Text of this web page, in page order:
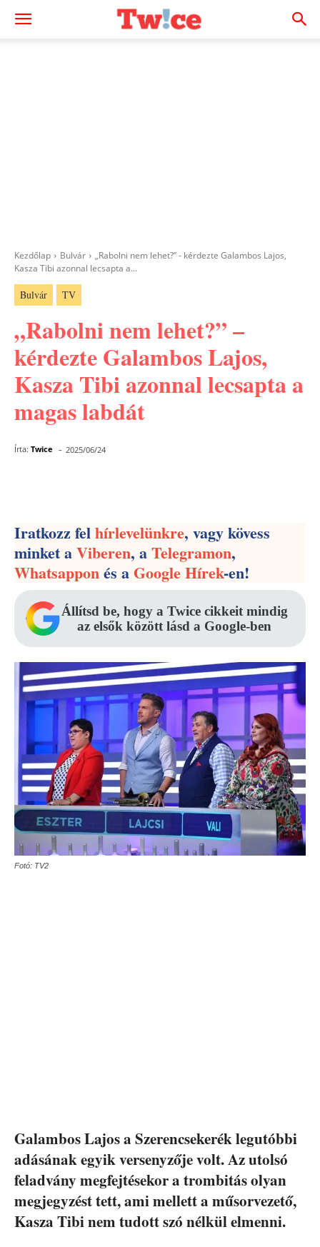
Kezdőlap Bulvár
„Rabolni nem lehet?” - kérdezte Galambos Lajos,
Kasza Tibi azonnal lecsapta a...
Bulvár TV
„Rabolni nem lehet?” –
kérdezte Galambos Lajos,
Kasza Tibi azonnal lecsapta a
magas labdát
Írta: Twice - 2025/06/24
Iratkozz felhírlevelünkre, vagy kövess
minket aViberen, aTelegramon,
Whatsapponés aGoogle Hírek-en!
Állítsd be, hogy a Twice cikkeit mindig
az elsők között lásd a Google-ben
Fotó: TV2
Galambos Lajos a Szerencsekerék legutóbbi
adásának egyik versenyzője volt. Az utolsó
feladvány megfejtésekor a trombitás olyan
megjegyzést tett, ami mellett a műsorvezető,
Kasza Tibi nem tudott szó nélkül elmenni.